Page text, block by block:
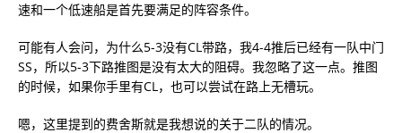
速和一个低速船是首先要满足的阵容条件。
可能有人会问，为什么5-3没有CL带路，我4-4推后已经有一队中门
SS，所以5-3下路推图是没有太大的阻碍。我忽略了这一点。推图
的时候，如果你手里有CL，也可以尝试在路上无槽玩。
嗯，这里提到的费舍斯就是我想说的关于二队的情况。